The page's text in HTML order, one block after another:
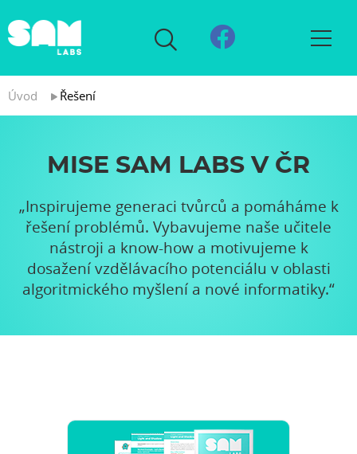
Úvod Řešení
MISE SAM LABS V ČR
„Inspirujeme generaci tvůrců a pomáháme k
řešení problémů. Vybavujeme naše učitele
nástroji a know-how a motivujeme k
dosažení vzdělávacího potenciálu v oblasti
algoritmického myšlení a nové informatiky.“